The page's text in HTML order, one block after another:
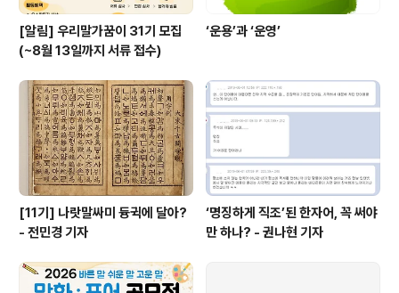
[알림] 우리말가꿈이 31기 모집
(~8월 13일까지 서류 접수)
‘운용’과 ‘운영’
[11기] 나랏말싸미 듕귁에 달아?
- 전민경 기자
‘명징하게 직조’된 한자어, 꼭 써야
만 하나? - 권나현 기자